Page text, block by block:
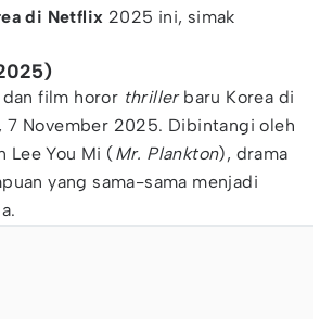
di Netflix 2025 ini, simak
film horor thriller baru Korea di
7 November 2025. Dibintangi oleh
Lee You Mi (Mr. Plankton), drama
yang sama-sama menjadi